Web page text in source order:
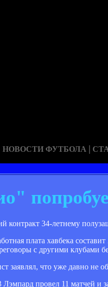
НОВОСТИ ФУТБОЛА |
контракт 34-летнему
плата хавбека
с другими клубами
заявлял, что уже давно не
провел 11 матчей и